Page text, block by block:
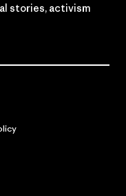
stories, activism